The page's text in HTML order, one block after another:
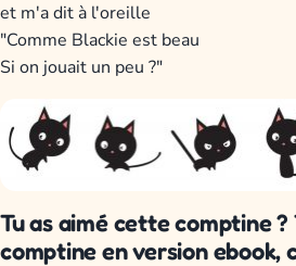
et m'a dit à l'oreille
"Comme Blackie est beau
Si on jouait un peu ?"
Tu as aimé cette comptine
comptine en version ebook,